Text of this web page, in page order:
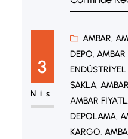
bütünlüğü
sürecidir.
yalnızca
değildir;
güvenlik ve
stratejik bir
3
Nis
AMBAR,
DEPO,
SAKLA,
AMBAR
DEPOLAMA,
KARGO,